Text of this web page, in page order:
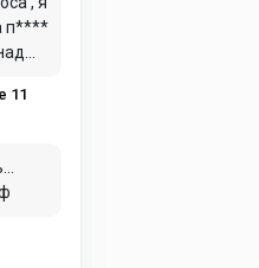
п****
11